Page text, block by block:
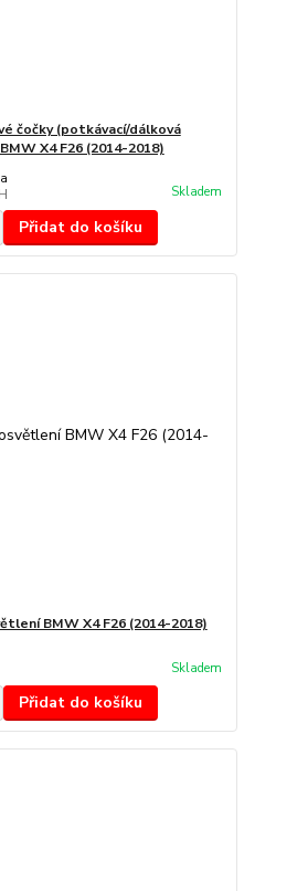
čočky (potkávací/dálková
X4 F26 (2014-2018)
Skladem
Přidat do košíku
BMW X4 F26 (2014-2018)
Skladem
Přidat do košíku